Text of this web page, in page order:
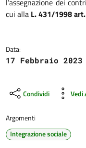
l’assegnazione dei
cui alla L. 431/1998
Data:
17 Febbraio 2023
Condividi Vedi
Argomenti
Integrazione sociale